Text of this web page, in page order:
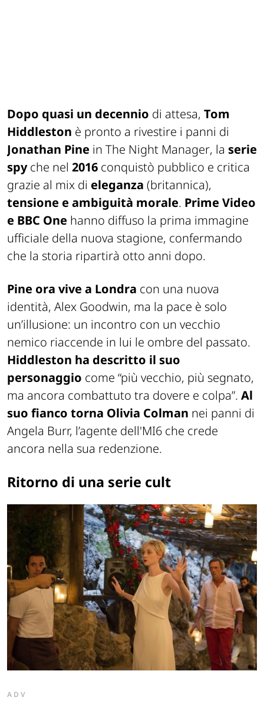
Dopo quasi un decennio di attesa, Tom
Hiddleston è pronto a rivestire i panni di
Jonathan Pine in The Night Manager, la serie
spyche nel 2016 conquistò pubblico e critica
grazie al mix di eleganza (britannica),
tensione e ambiguità morale. Prime Video
e BBC One hanno diffuso la prima immagine
ufficiale della nuova stagione, confermando
che la storia ripartirà otto anni dopo.
Pine ora vive a Londra con una nuova
identità, Alex Goodwin, ma la pace è solo
un’illusione: un incontro con un vecchio
nemico riaccende in lui le ombre del passato.
Hiddleston ha descritto il suo
personaggio come “più vecchio, più segnato,
ma ancora combattuto tra dovere e colpa”. Al
suo fianco torna Olivia Colman nei panni di
Angela Burr, l’agente dell'MI6 che crede
ancora nella sua redenzione.
Ritorno di una serie cult
ADV